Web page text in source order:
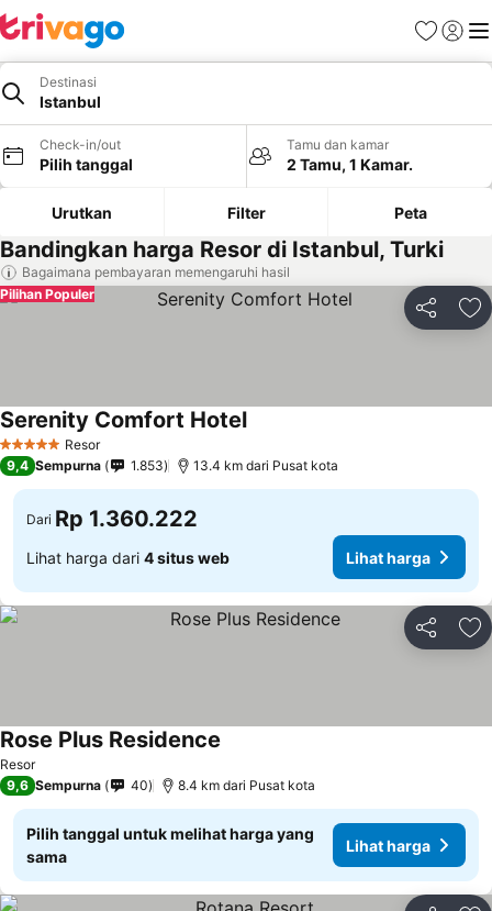
FavoritLogin
Destinasi
Istanbul
Check-in/out
Pilih tanggal
Tamu dan kamar
2 Tamu, 1 Kamar.
Urutkan Filter Peta
Bandingkan harga Resor di Istanbul, Turki
Bagaimana pembayaran memengaruhi hasil
Bagikan
Pilihan Populer
5 Bintang Resor
Serenity Comfort Hotel
9,4 Sempurna 1.853 13.4 km dari Pusat kota
Dari Rp 1.360.222
Lihat harga dari 4 situs web Lihat harga
Bagikan
Resor
Rose Plus Residence
9,6 Sempurna 40 8.4 km dari Pusat kota
Pilih tanggal untuk melihat harga yang
sama
Lihat harga